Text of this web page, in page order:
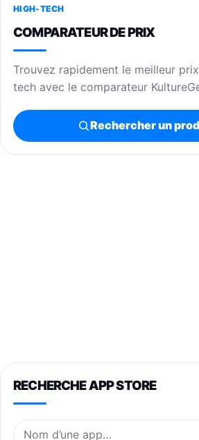
HIGH-TECH
COMPARATEUR DE PRIX
Trouvez rapidement le meilleur
tech avec le comparateur
Rechercher un
RECHERCHE APP STORE
Nom de l’application